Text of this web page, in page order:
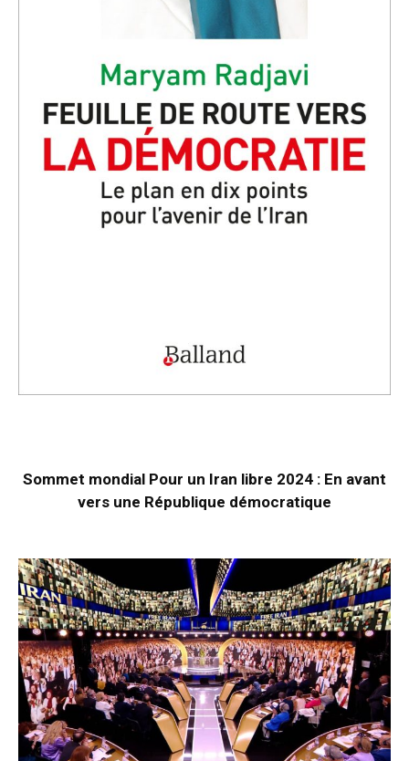
Sommet mondial Pour un Iran libre 2024 : En avant
vers une République démocratique